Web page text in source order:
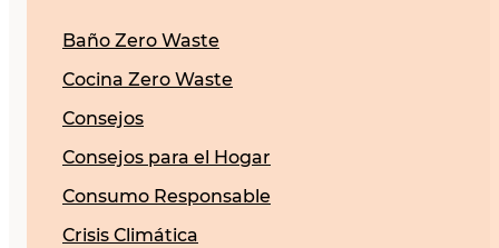
Baño Zero Waste
Cocina Zero Waste
Consejos
Consejos para el Hogar
Consumo Responsable
Crisis Climática